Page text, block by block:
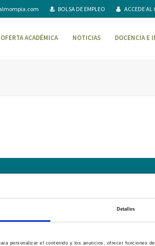
Detalles
personalizar el contenido y los anuncios, ofrecer funciones
BOLSA DE EMPLEO ACCEDE AL
OFERTA ACADÉMICA NOTICIAS DOCENCIA E
Campus Virtual
Contacto